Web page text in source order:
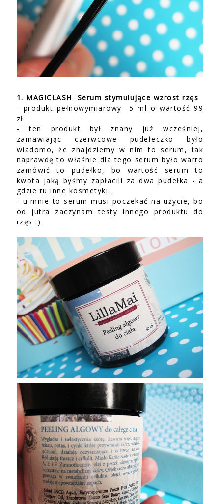
1. MAGICLASH Serum stymulujące wzrost rzęs
- produkt pełnowymiarowy 5 ml o wartość 99
zł
- ten produkt był znany już wcześniej,
zamawiając czerwcowe pudełeczko było
wiadomo, że znajdziemy w nim to serum, tak
naprawdę to właśnie dla tego serum było warto
zamówić to pudełko, bo wartość serum to
kwota jaką byśmy zapłacili za dwa pudełka - a
gdzie tu inne kosmetyki...
- u mnie to serum musi poczekać na użycie, bo
od jutra zaczynam testy innego produktu do
rzęs :)